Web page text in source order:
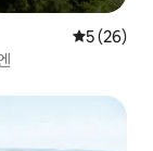
평점 5점(5
5 (26)